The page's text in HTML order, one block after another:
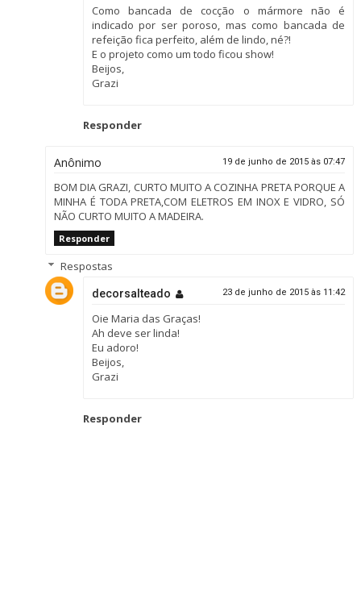
Como bancada de cocção o mármore não é
indicado por ser poroso, mas como bancada de
refeição fica perfeito, além de lindo, né?!
E o projeto como um todo ficou show!
Beijos,
Grazi
Responder
Anônimo 19 de junho de 2015 às 07:47
BOM DIA GRAZI, CURTO MUITO A COZINHA PRETA PORQUE A
MINHA É TODA PRETA,COM ELETROS EM INOX E VIDRO, SÓ
NÃO CURTO MUITO A MADEIRA.
Responder
Respostas
decorsalteado 23 de junho de 2015 às 11:42
Oie Maria das Graças!
Ah deve ser linda!
Eu adoro!
Beijos,
Grazi
Responder